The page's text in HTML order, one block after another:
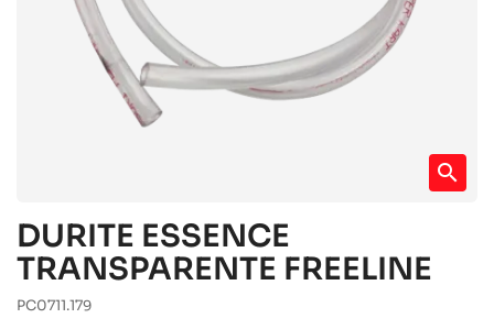
search
DURITE ESSENCE
TRANSPARENTE FREELINE
PC0711.179